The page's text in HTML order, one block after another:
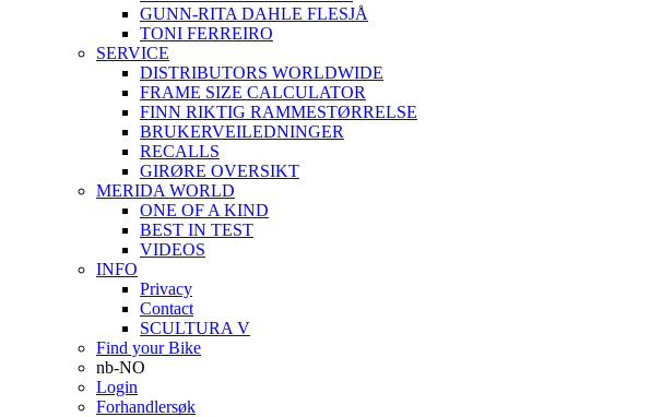
GUNN-RITA DAHLE FLESJÅ
TONI FERREIRO
SERVICE
DISTRIBUTORS WORLDWIDE
FRAME SIZE CALCULATOR
FINN RIKTIG RAMMESTØRRELSE
BRUKERVEILEDNINGER
RECALLS
GIRØRE OVERSIKT
MERIDA WORLD
ONE OF A KIND
BEST IN TEST
VIDEOS
INFO
Privacy
Contact
SCULTURA V
Find your Bike
nb-NO
Login
Forhandlersøk